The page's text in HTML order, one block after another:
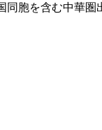
胞を含む中華